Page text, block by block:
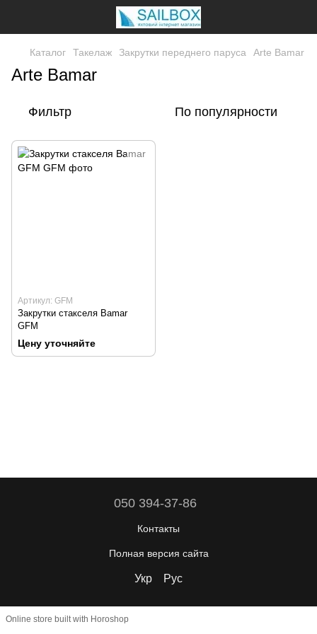
Каталог Такелаж Закрутки переднего паруса Arte Bamar
Arte Bamar
Фильтр По популярности
Артикул: GFM
Закрутки стакселя Bamar
GFM
Цену уточняйте
050 394-37-86
Контакты
Полная версия сайта
Укр Рус
Online store built with Horoshop